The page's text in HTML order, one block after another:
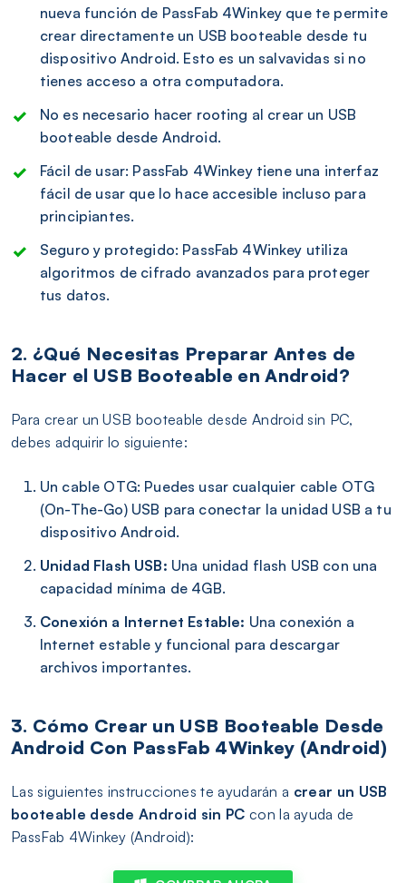
nueva función de PassFab 4Winkey que te permite
crear directamente un USB booteable desde tu
dispositivo Android. Esto es un salvavidas si no
tienes acceso a otra computadora.
No es necesario hacer rooting al crear un USB
booteable desde Android.
Fácil de usar: PassFab 4Winkey tiene una interfaz
fácil de usar que lo hace accesible incluso para
principiantes.
Seguro y protegido: PassFab 4Winkey utiliza
algoritmos de cifrado avanzados para proteger
tus datos.
2. ¿Qué Necesitas Preparar Antes de
Hacer el USB Booteable en Android?
Para crear un USB booteable desde Android sin PC,
debes adquirir lo siguiente:
Un cable OTG: Puedes usar cualquier cable OTG
(On-The-Go) USB para conectar la unidad USB a tu
dispositivo Android.
Unidad Flash USB: Una unidad flash USB con una
capacidad mínima de 4GB.
Conexión a Internet Estable: Una conexión a
Internet estable y funcional para descargar
archivos importantes.
3. Cómo Crear un USB Booteable Desde
Android Con PassFab 4Winkey (Android)
Las siguientes instrucciones te ayudarán a crear un USB
booteable desde Android sin PC con la ayuda de
PassFab 4Winkey (Android):